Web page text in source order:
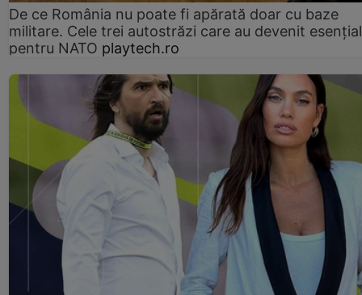
De ce România nu poate fi apărată doar cu baze
militare. Cele trei autostrăzi care au devenit
pentru NATO playtech.ro